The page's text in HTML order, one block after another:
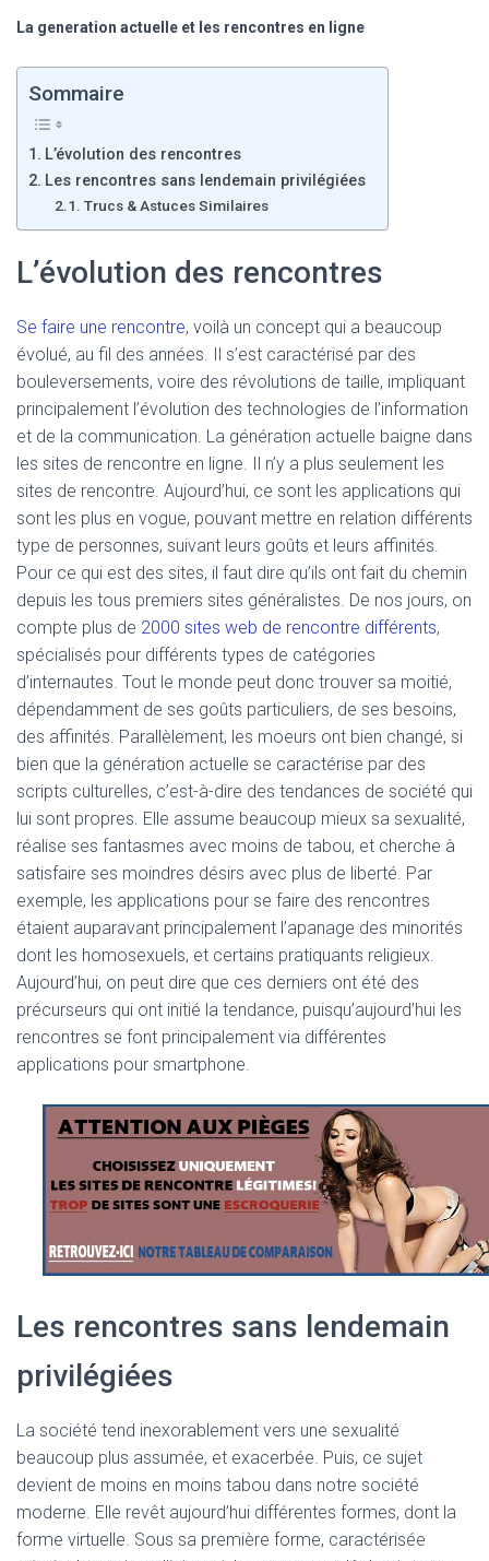
La generation actuelle et les rencontres en ligne
Sommaire
L’évolution des rencontres
Les rencontres sans lendemain privilégiées
Trucs & Astuces Similaires
L’évolution des rencontres
Se faire une rencontre, voilà un concept qui a beaucoup
évolué, au fil des années. Il s’est caractérisé par des
bouleversements, voire des révolutions de taille, impliquant
principalement l’évolution des technologies de l’information
et de la communication. La génération actuelle baigne dans
les sites de rencontre en ligne. Il n’y a plus seulement les
sites de rencontre. Aujourd’hui, ce sont les applications qui
sont les plus en vogue, pouvant mettre en relation différents
type de personnes, suivant leurs goûts et leurs affinités.
Pour ce qui est des sites, il faut dire qu’ils ont fait du chemin
depuis les tous premiers sites généralistes. De nos jours, on
compte plus de 2000 sites web de rencontre différents,
spécialisés pour différents types de catégories
d’internautes. Tout le monde peut donc trouver sa moitié,
dépendamment de ses goûts particuliers, de ses besoins,
des affinités. Parallèlement, les moeurs ont bien changé, si
bien que la génération actuelle se caractérise par des
scripts culturelles, c’est-à-dire des tendances de société qui
lui sont propres. Elle assume beaucoup mieux sa sexualité,
réalise ses fantasmes avec moins de tabou, et cherche à
satisfaire ses moindres désirs avec plus de liberté. Par
exemple, les applications pour se faire des rencontres
étaient auparavant principalement l’apanage des minorités
dont les homosexuels, et certains pratiquants religieux.
Aujourd’hui, on peut dire que ces derniers ont été des
précurseurs qui ont initié la tendance, puisqu’aujourd’hui les
rencontres se font principalement via différentes
applications pour smartphone.
Les rencontres sans lendemain
privilégiées
La société tend inexorablement vers une sexualité
beaucoup plus assumée, et exacerbée. Puis, ce sujet
devient de moins en moins tabou dans notre société
moderne. Elle revêt aujourd’hui différentes formes, dont la
forme virtuelle. Sous sa première forme, caractérisée